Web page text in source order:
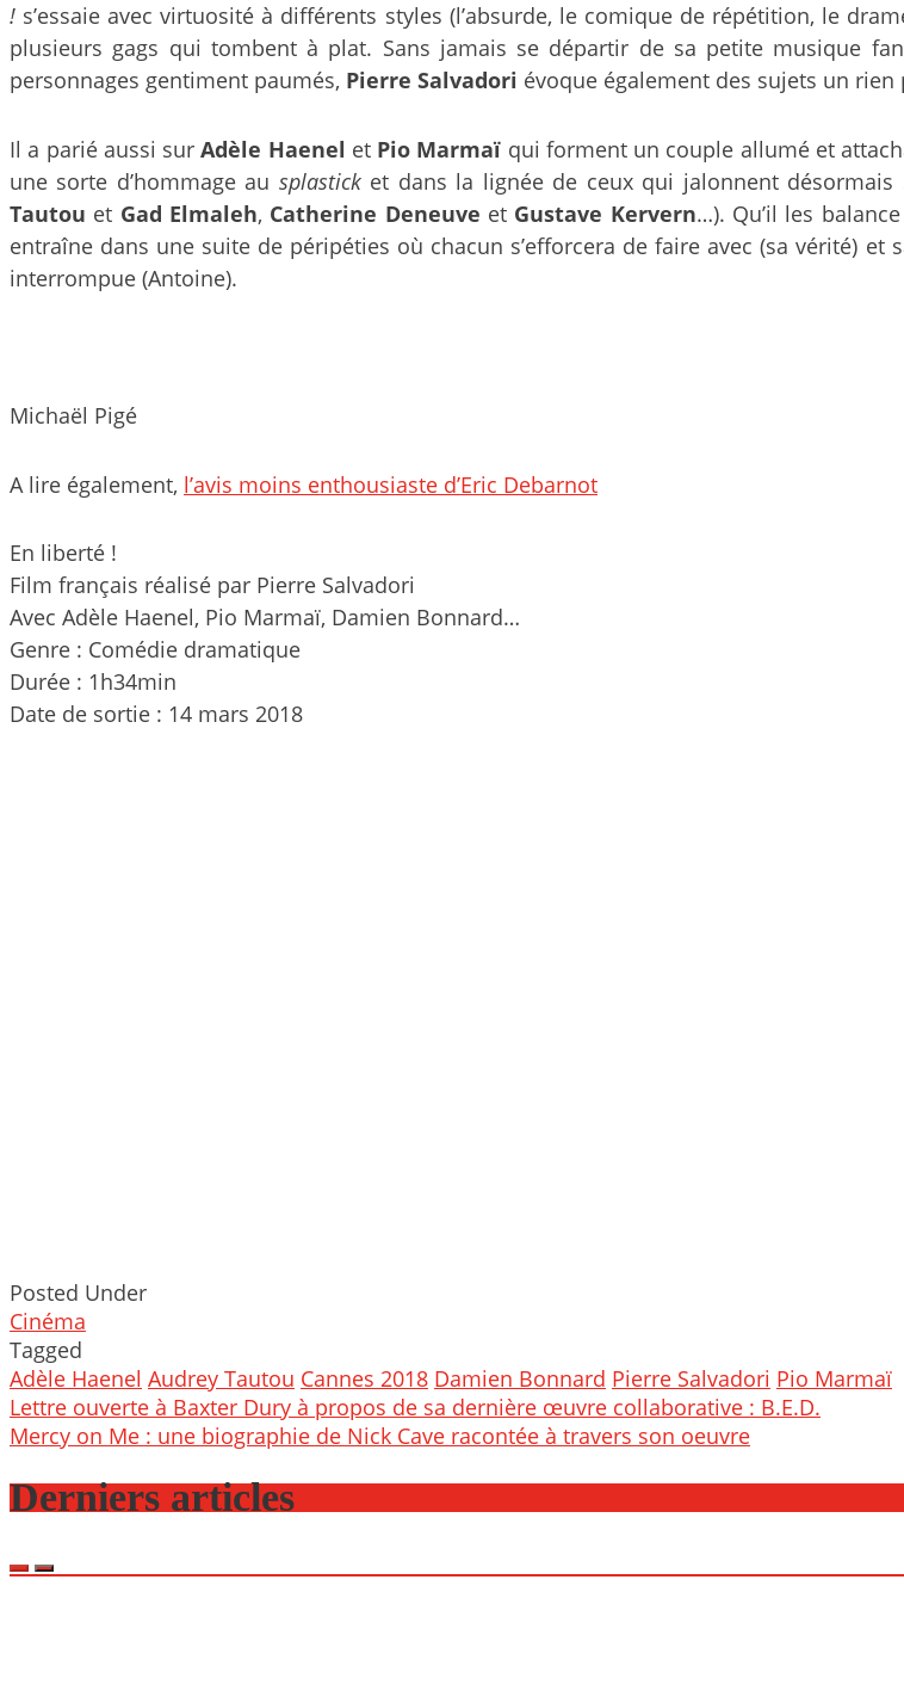
! s’essaie avec virtuosité à différents styles (l’absurde, le comique de répétition, le
plusieurs gags qui tombent à plat. Sans jamais se départir de sa petite musique
personnages gentiment paumés, Pierre Salvadori évoque également des sujets un
Il a parié aussi surAdèle Haenel et Pio Marmaï qui forment un couple allumé et
une sorte d’hommage au splasticket dans la lignée de ceux qui jalonnent désormais
Tautou et Gad Elmaleh, Catherine Deneuve et Gustave Kervern…). Qu’il les
entraîne dans une suite de péripéties où chacun s’efforcera de faire avec (sa vérité)
interrompue (Antoine).
Michaël Pigé
A lire également, l’avis moins enthousiaste d’Eric Debarnot
En liberté !
Film français réalisé par Pierre Salvadori
Avec Adèle Haenel, Pio Marmaï, Damien Bonnard…
Genre : Comédie dramatique
Durée : 1h34min
Date de sortie : 14 mars 2018
Posted Under
Cinéma
Tagged
Adèle Haenel Audrey Tautou Cannes 2018 Damien Bonnard Pierre Salvadori Pio Marmaï
Post
navigation
Lettre ouverte à Baxter Dury à propos de sa dernière œuvre collaborative : B.E.D.
Mercy on Me : une biographie de Nick Cave racontée à travers son oeuvre
Derniers articles